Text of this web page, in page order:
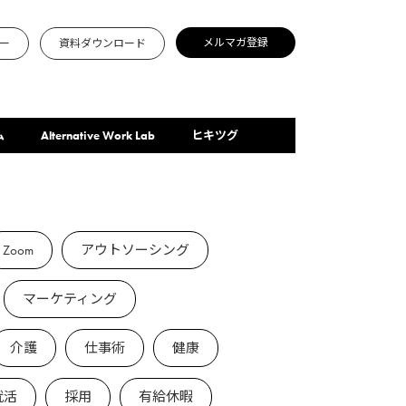
資料ダウンロード メルマガ登録
Alternative Work Lab ヒキツグ
Zoom アウトソーシング
マーケティング
介護 仕事術 健康
活 採用 有給休暇